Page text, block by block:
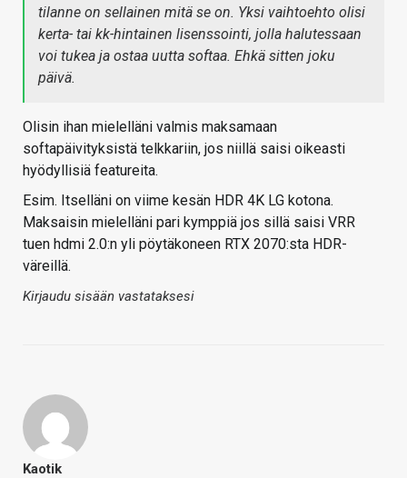
tilanne on sellainen mitä se on. Yksi vaihtoehto olisi
kerta- tai kk-hintainen lisenssointi, jolla halutessaan
voi tukea ja ostaa uutta softaa. Ehkä sitten joku
päivä.
Olisin ihan mielelläni valmis maksamaan
softapäivityksistä telkkariin, jos niillä saisi oikeasti
hyödyllisiä featureita.
Esim. Itselläni on viime kesän HDR 4K LG kotona.
Maksaisin mielelläni pari kymppiä jos sillä saisi VRR
tuen hdmi 2.0:n yli pöytäkoneen RTX 2070:sta HDR-
väreillä.
Kirjaudu sisään vastataksesi
Kaotik